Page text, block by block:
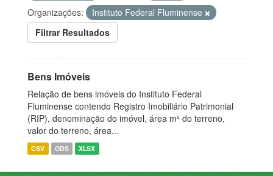
Organizações:
Instituto Federal Fluminense
Filtrar Resultados
Bens Imóveis
Relação de bens imóveis do Instituto Federal
Fluminense contendo Registro Imobiliário Patrimonial
(RIP), denominação do imóvel, área m² do terreno,
valor do terreno, área...
CSV ODS XLSX